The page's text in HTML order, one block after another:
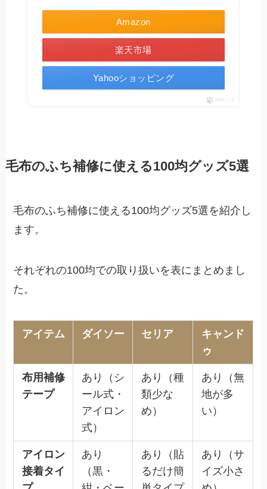
Amazon
楽天市場
Yahooショッピング
ポチップ
毛布のふち補修に使える100均グッズ5選
毛布のふち補修に使える100均グッズ5選を紹介し
ます。
それぞれの100均での取り扱いを表にまとめまし
た。
アイテム ダイソー セリア
キャンド
ゥ
布用補修
テープ
あり（シ
ール式・
アイロン
式）
あり（種
類少な
め）
あり（無
地が多
い）
アイロン
接着タイ
あり
（黒・
あり（貼
るだけ簡
あり（サ
イズ小さ